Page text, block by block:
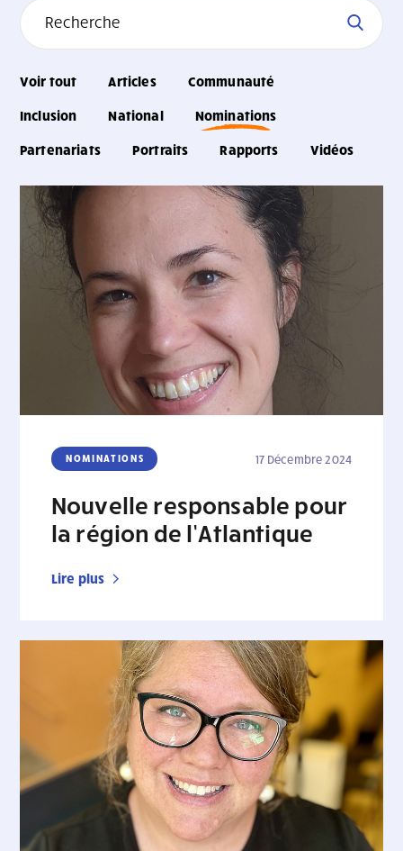
Voir tout Articles Communauté
Inclusion National Nominations
Partenariats Portraits Rapports Vidéos
NOMINATIONS 17 Décembre 2024
Nouvelle responsable pour
la région de l’Atlantique
Lire plus